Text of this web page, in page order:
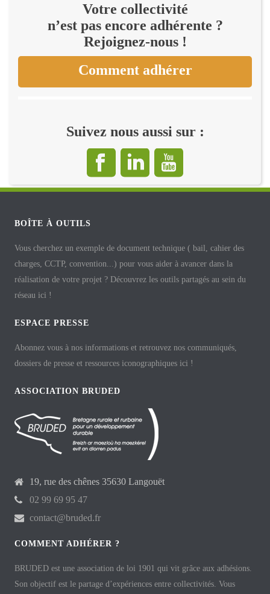
Votre collectivité
n’est pas encore adhérente ?
Rejoignez-nous !
Comment adhérer
Suivez nous aussi sur :
BOÎTE À OUTILS
Vous cherchez un exemple de document technique ( bail, cahier des
charges, CCTP, convention...) pour vous aider à avancer dans la
réalisation de votre projet ? Découvrez les outils partagés au sein du
réseau ici !
ESPACE PRESSE
Abonnez vous à nos informations et retrouvez nos communiqués,
dossiers de presse et ressources iconographiques ici !
ASSOCIATION BRUDED
19, rue des chênes 35630 Langouët
02 99 69 95 47
contact@bruded.fr
COMMENT ADHÉRER ?
BRUDED est une association de loi 1901 qui vit grâce aux adhésions.
Son objectif est le partage d’expériences entre collectivités. Vous